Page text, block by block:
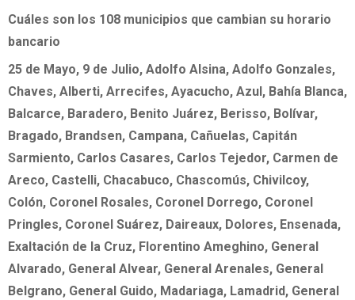
Cuáles son los 108 municipios que cambian su horario
bancario
25 de Mayo, 9 de Julio, Adolfo Alsina, Adolfo Gonzales,
Chaves, Alberti, Arrecifes, Ayacucho, Azul, Bahía Blanca,
Balcarce, Baradero, Benito Juárez, Berisso, Bolívar,
Bragado, Brandsen, Campana, Cañuelas, Capitán
Sarmiento, Carlos Casares, Carlos Tejedor, Carmen de
Areco, Castelli, Chacabuco, Chascomús, Chivilcoy,
Colón, Coronel Rosales, Coronel Dorrego, Coronel
Pringles, Coronel Suárez, Daireaux, Dolores, Ensenada,
Exaltación de la Cruz, Florentino Ameghino, General
Alvarado, General Alvear, General Arenales, General
Belgrano, General Guido, Madariaga, Lamadrid, General